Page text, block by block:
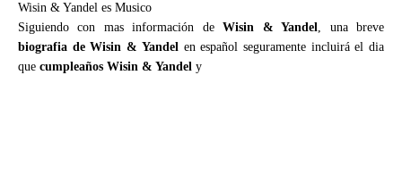
Wisin & Yandel es Musico
Siguiendo con mas información deWisin & Yandel, una breve
biografia de Wisin & Yandelen español seguramente incluirá el dia
que cumpleaños Wisin & Yandel y